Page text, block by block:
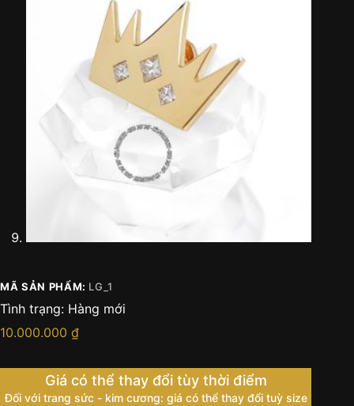
MÃ SẢN PHẨM: LG_1
Tình trạng: Hàng mới
10.000.000 ₫
Giá có thể thay đổi tùy thời điểm
Đối với trang sức - kim cương: giá có thể thay đổi tuỳ size